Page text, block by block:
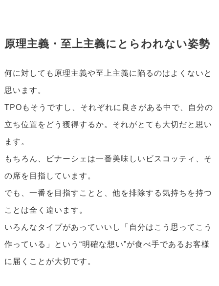
原理主義・至上主義にとらわれない姿勢
何に対しても原理主義や至上主義に陥るのはよくないと
思います。
TPOもそうですし、それぞれに良さがある中で、自分の
立ち位置をどう獲得するか。それがとても大切だと思い
ます。
もちろん、ビナーシェは一番美味しいビスコッティ、そ
の席を目指しています。
でも、一番を目指すことと、他を排除する気持ちを持つ
ことは全く違います。
いろんなタイプがあっていいし「自分はこう思ってこう
作っている」という“明確な想い”が食べ手であるお客様
に届くことが大切です。